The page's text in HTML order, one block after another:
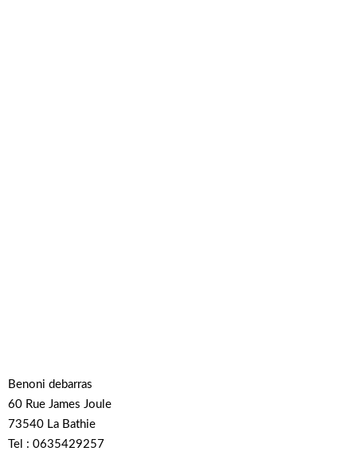
Benoni debarras
60 Rue James Joule
73540 La Bathie
Tel : 0635429257